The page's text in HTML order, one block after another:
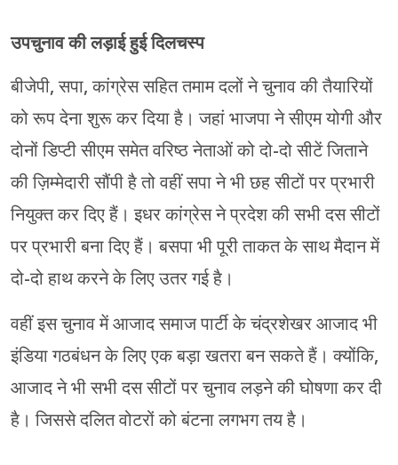
उपचुनाव की लड़ाई हुई दिलचस्प
बीजेपी, सपा, कांग्रेस सहित तमाम दलों ने चुनाव की तैयारियों
को रूप देना शुरू कर दिया है। जहां भाजपा ने सीएम योगी और
दोनों डिप्टी सीएम समेत वरिष्ठ नेताओं को दो-दो सीटें जिताने
की ज़िम्मेदारी सौंपी है तो वहीं सपा ने भी छह सीटों पर प्रभारी
नियुक्त कर दिए हैं। इधर कांग्रेस ने प्रदेश की सभी दस सीटों
पर प्रभारी बना दिए हैं। बसपा भी पूरी ताकत के साथ मैदान में
दो-दो हाथ करने के लिए उतर गई है।
वहीं इस चुनाव में आजाद समाज पार्टी के चंद्रशेखर आजाद भी
इंडिया गठबंधन के लिए एक बड़ा खतरा बन सकते हैं। क्योंकि,
आजाद ने भी सभी दस सीटों पर चुनाव लड़ने की घोषणा कर दी
है। जिससे दलित वोटरों को बंटना लगभग तय है।